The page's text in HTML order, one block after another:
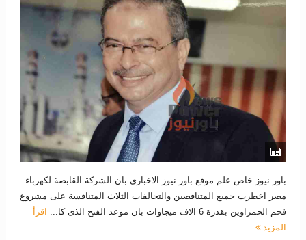
باور نيوز خاص علم موقع باور نيوز الاخبارى بان الشركة القابضة لكهرباء
مصر اخطرت جميع المتناقصين والتحالفات الثلاث المتنافسة على مشروع
فحم الحمراوين بقدرة 6 الاف ميجاوات بان موعد الفتح الذى كا...
اقرأ
المزيد